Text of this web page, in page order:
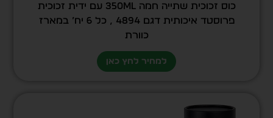
כוס זכוכית שתייה חמה 350ml עם ידית זכוכית
פרוסטד איכותית דגם 4894 , כל 6 יח’ במארז
כוורת
למחיר לחץ כאן